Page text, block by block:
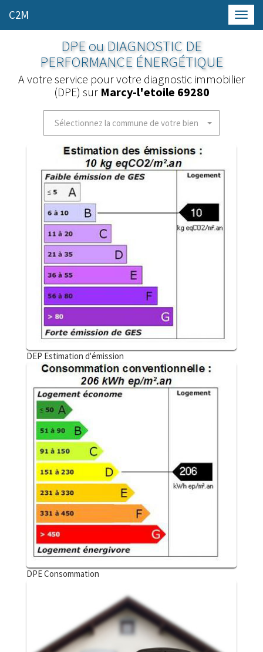
C2M
DPE ou DIAGNOSTIC DE
PERFORMANCE ÉNERGÉTIQUE
A votre service pour votre diagnostic immobilier
(DPE) sur Marcy-l'etoile 69280
Sélectionnez la commune de votre bien
DEP Estimation d'émission
DPE Consommation